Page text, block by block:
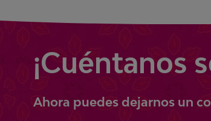
¡Cuéntanos
Ahora puedes dejarnos un